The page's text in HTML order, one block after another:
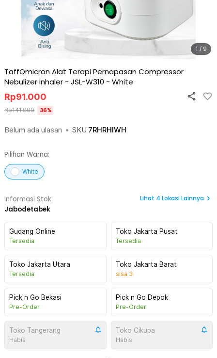
1 / 9
TaffOmicron Alat Terapi Pernapasan Compressor
Nebulizer Inhaler - JSL-W310 - White
Belum ada ulasan • SKU 7RHRHIWH
Rp91.000
Rp141.900 36%
Pilihan Warna:
White
Informasi Stok:
Jabodetabek
Lihat 4 Lokasi Lainnya
Gudang Online
Tersedia
Toko Jakarta Pusat
Tersedia
Toko Jakarta Utara
Tersedia
Toko Jakarta Barat
sisa 3
Pick n Go Bekasi
Pre-Order
Pick n Go Depok
Pre-Order
Toko Tangerang
Habis
Toko Cikupa
Habis